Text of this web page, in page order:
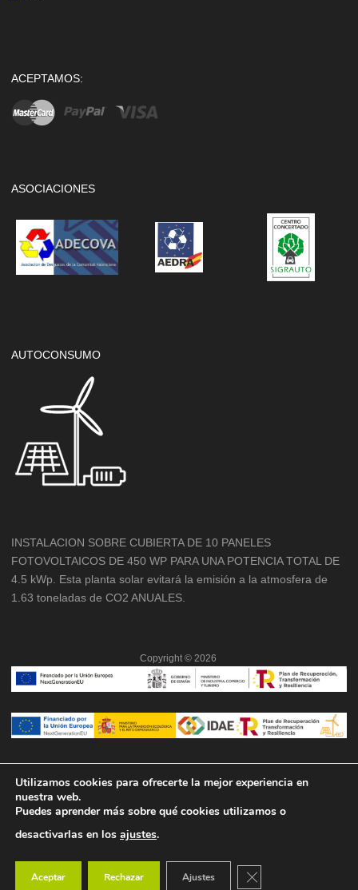
ACEPTAMOS:
ASOCIACIONES
AUTOCONSUMO
INSTALACION SOBRE CUBIERTA DE 10 PANELES
FOTOVOLTAICOS DE 450 WP PARA UNA POTENCIA TOTAL DE
4.5 kWp. Esta planta solar evitará la emisión a la atmosfera de
1.63 toneladas de CO2 ANUALES.
Copyright © 2026
Utilizamos cookies para ofrecerte la mejor experiencia en
nuestra web.
Puedes aprender más sobre qué cookies utilizamos o
desactivarlas en los ajustes.
Aceptar Rechazar Ajustes Cerrar el banner de